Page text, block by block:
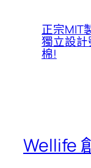
正宗MIT
獨立設
棉!
Wellife